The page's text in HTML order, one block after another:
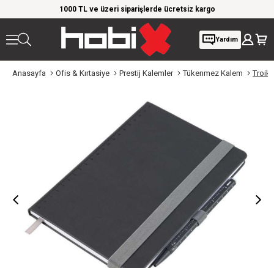
1000 TL ve üzeri siparişlerde ücretsiz kargo
Yardım
Anasayfa Ofis & Kırtasiye Prestij Kalemler Tükenmez Kalem